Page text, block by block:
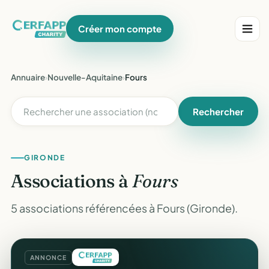
Créer mon compte
Annuaire›Nouvelle-Aquitaine›Fours
Rechercher
GIRONDE
Associations àFours
5 associations référencées à Fours (Gironde).
ANNONCE